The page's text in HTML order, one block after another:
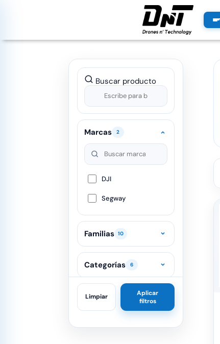
Buscar producto
Marcas 2
DJI
Segway
Familias 10
Categorías 6
Limpiar
Aplicar
filtros
PRODUCTOS
productos destacados